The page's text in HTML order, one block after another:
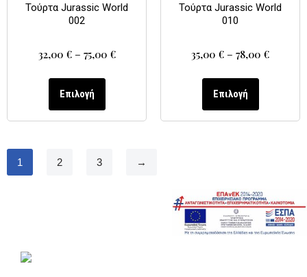
Τούρτα Jurassic World
002
32,00 €– 75,00 €
Επιλογή
Τούρτα Jurassic World
010
35,00 € – 78,00 €
Επιλογή
1 2 3 →